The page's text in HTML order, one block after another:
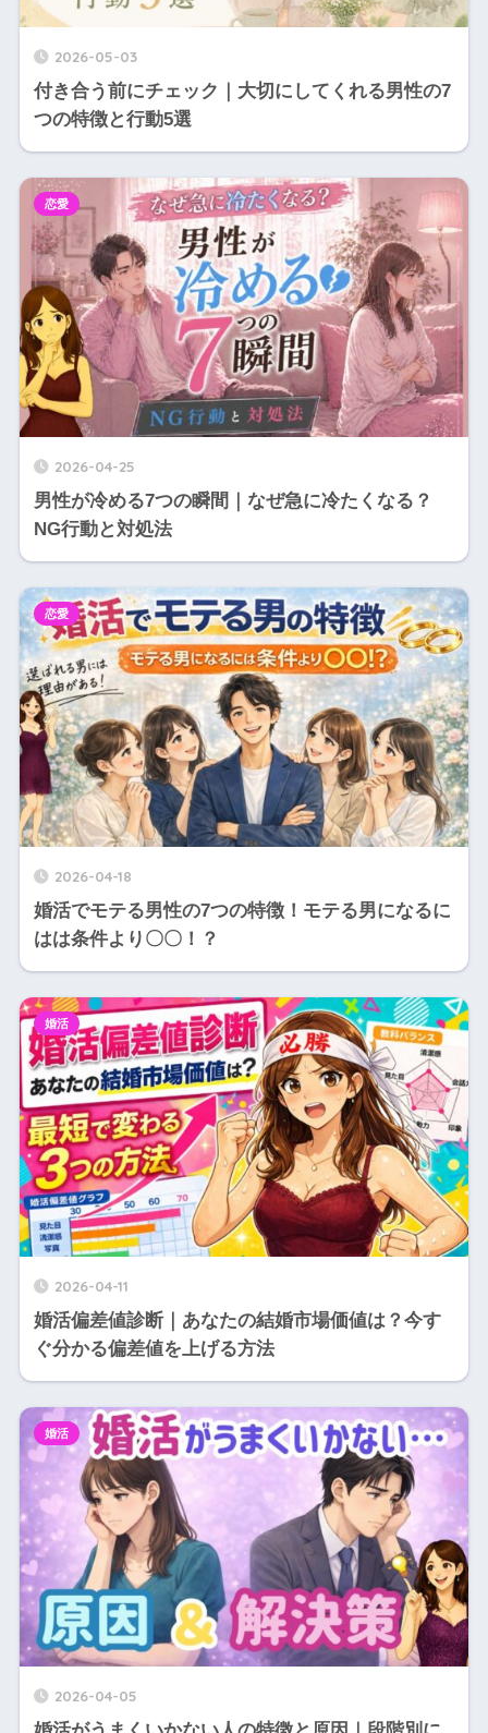
2026-05-03
付き合う前にチェック｜大切にしてくれる男性の7
つの特徴と行動5選
2026-04-25
男性が冷める7つの瞬間｜なぜ急に冷たくなる？
NG行動と対処法
恋愛
2026-04-18
婚活でモテる男性の7つの特徴！モテる男になるに
はは条件より〇〇！？
恋愛
2026-04-11
婚活偏差値診断｜あなたの結婚市場価値は？今す
ぐ分かる偏差値を上げる方法
婚活
2026-04-05
婚活